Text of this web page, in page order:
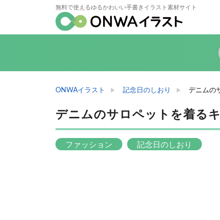
無料で使えるゆるかわいい手書きイラスト素材サイト
ONWAイラスト 記念日のしおり デニムの
デニムのサロペットを着る
ファッション 記念日のしおり